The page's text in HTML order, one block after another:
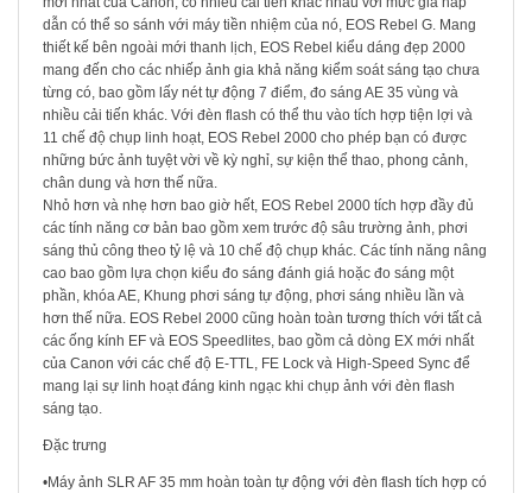
dẫn có thể so sánh với máy tiền nhiệm của nó, EOS Rebel G. Mang
thiết kế bên ngoài mới thanh lịch, EOS Rebel kiểu dáng đẹp 2000
mang đến cho các nhiếp ảnh gia khả năng kiểm soát sáng tạo chưa
từng có, bao gồm lấy nét tự động 7 điểm, đo sáng AE 35 vùng và
nhiều cải tiến khác. Với đèn flash có thể thu vào tích hợp tiện lợi và
11 chế độ chụp linh hoạt, EOS Rebel 2000 cho phép bạn có được
những bức ảnh tuyệt vời về kỳ nghỉ, sự kiện thể thao, phong cảnh,
chân dung và hơn thế nữa.
Nhỏ hơn và nhẹ hơn bao giờ hết, EOS Rebel 2000 tích hợp đầy đủ
các tính năng cơ bản bao gồm xem trước độ sâu trường ảnh, phơi
sáng thủ công theo tỷ lệ và 10 chế độ chụp khác. Các tính năng nâng
cao bao gồm lựa chọn kiểu đo sáng đánh giá hoặc đo sáng một
phần, khóa AE, Khung phơi sáng tự động, phơi sáng nhiều lần và
hơn thế nữa. EOS Rebel 2000 cũng hoàn toàn tương thích với tất cả
các ống kính EF và EOS Speedlites, bao gồm cả dòng EX mới nhất
của Canon với các chế độ E-TTL, FE Lock và High-Speed ​​Sync để
mang lại sự linh hoạt đáng kinh ngạc khi chụp ảnh với đèn flash
sáng tạo.
Đặc trưng
•Máy ảnh SLR AF 35 mm hoàn toàn tự động với đèn flash tích hợp có